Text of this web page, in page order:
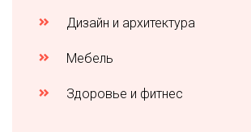
Дизайн и архитектура
Мебель
Здоровье и фитнес